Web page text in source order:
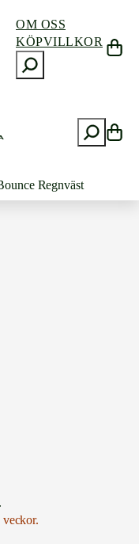
OM OSS
KÖPVILLKOR
ö
ö
Regnväst